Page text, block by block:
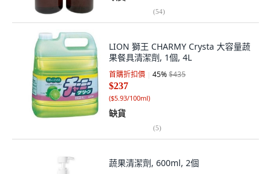
(54)
LION 獅王 CHARMY Crysta 大容量蔬
果餐具清潔劑, 1個, 4L
首購折扣價 45%$435
$237
($5.93/100ml)
缺貨
(5)
蔬果清潔劑, 600ml, 2個